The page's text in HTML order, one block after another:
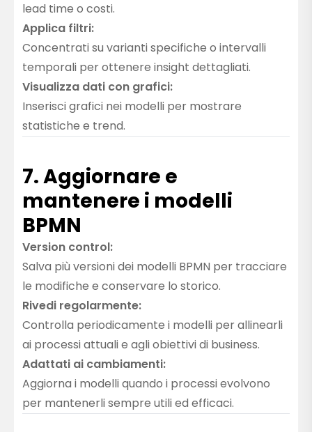
lead time o costi.
Applica filtri:
Concentrati su varianti specifiche o intervalli
temporali per ottenere insight dettagliati.
Visualizza dati con grafici:
Inserisci grafici nei modelli per mostrare
statistiche e trend.
7. Aggiornare e
mantenere i modelli
BPMN
Version control:
Salva più versioni dei modelli BPMN per tracciare
le modifiche e conservare lo storico.
Rivedi regolarmente:
Controlla periodicamente i modelli per allinearli
ai processi attuali e agli obiettivi di business.
Adattati ai cambiamenti:
Aggiorna i modelli quando i processi evolvono
per mantenerli sempre utili ed efficaci.